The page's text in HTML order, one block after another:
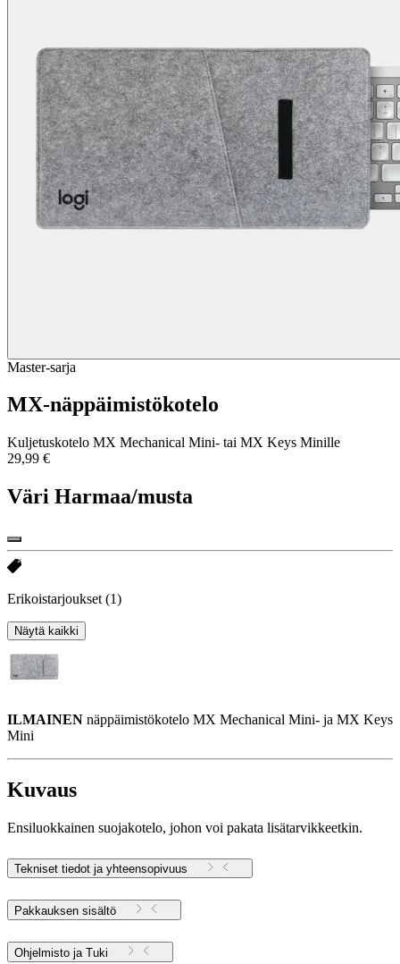
Master-sarja
MX-näppäimistökotelo
Kuljetuskotelo MX Mechanical Mini- tai MX Keys Minille
29,99 €
Väri Harmaa/musta
Erikoistarjoukset (1)
Näytä kaikki
ILMAINEN näppäimistökotelo MX Mechanical Mini- ja MX Keys
Mini
Kuvaus
Ensiluokkainen suojakotelo, johon voi pakata lisätarvikkeetkin.
Tekniset tiedot ja yhteensopivuus
Pakkauksen sisältö
Ohjelmisto ja Tuki